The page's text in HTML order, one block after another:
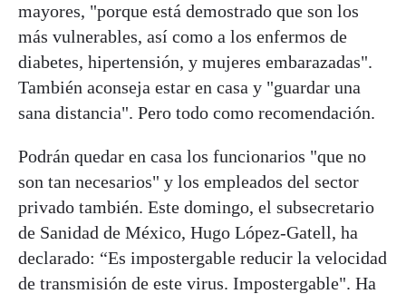
mayores, "porque está demostrado que son los
más vulnerables, así como a los enfermos de
diabetes, hipertensión, y mujeres embarazadas".
También aconseja estar en casa y "guardar una
sana distancia". Pero todo como recomendación.
Podrán quedar en casa los funcionarios "que no
son tan necesarios" y los empleados del sector
privado también. Este domingo, el subsecretario
de Sanidad de México, Hugo López-Gatell, ha
declarado: “Es impostergable reducir la velocidad
de transmisión de este virus. Impostergable". Ha